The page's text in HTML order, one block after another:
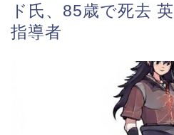
ド氏、85歳で死去
指導者